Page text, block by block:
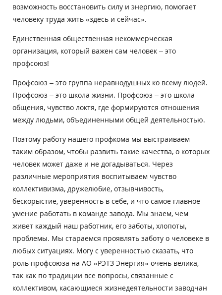
возможность восстановить силу и энергию, помогает
человеку труда жить «здесь и сейчас».
Единственная общественная некоммерческая
организация, который важен сам человек – это
профсоюз!
Профсоюз – это группа неравнодушных ко всему людей.
Профсоюз – это школа жизни. Профсоюз – это школа
общения, чувство локтя, где формируются отношения
между людьми, объединенными общей деятельностью.
Поэтому работу нашего профкома мы выстраиваем
таким образом, чтобы развить такие качества, о которых
человек может даже и не догадываться. Через
различные мероприятия воспитываем чувство
коллективизма, дружелюбие, отзывчивость,
бескорыстие, уверенность в себе, и что самое главное
умение работать в команде завода. Мы знаем, чем
живет каждый наш работник, его заботы, хлопоты,
проблемы. Мы стараемся проявлять заботу о человеке в
любых ситуациях. Могу с уверенностью сказать, что
роль профсоюза на АО «РЭТЗ Энергия» очень велика,
так как по традиции все вопросы, связанные с
коллективом, касающиеся жизнедеятельности заводчан